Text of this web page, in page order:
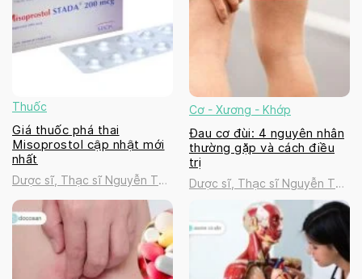
Thuốc
Giá thuốc phá thai
Misoprostol cập nhật mới
nhất
Dược sĩ, Thạc sĩ Nguyễn Thị
Thanh Tú
Cơ - Xương - Khớp
Đau cơ đùi: 4 nguyên nhân
thường gặp và cách điều
trị
Dược sĩ, Thạc sĩ Nguyễn Thị